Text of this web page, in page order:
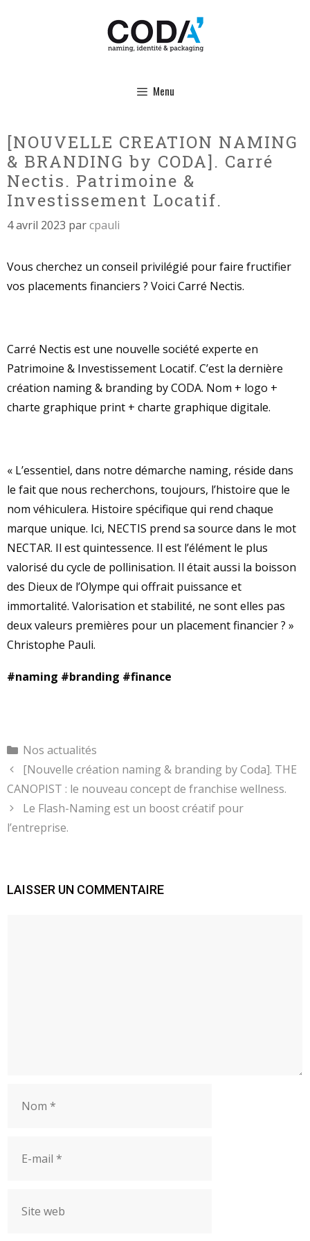
Menu
[NOUVELLE CREATION NAMING
& BRANDING by CODA]. Carré
Nectis. Patrimoine &
Investissement Locatif.
4 avril 2023 parcpauli
Vous cherchez un conseil privilégié pour faire fructifier
vos placements financiers ? Voici Carré Nectis.
Carré Nectis est une nouvelle société experte en
Patrimoine & Investissement Locatif. C’est la dernière
création naming & branding by CODA. Nom + logo +
charte graphique print + charte graphique digitale.
« L’essentiel, dans notre démarche naming, réside dans
le fait que nous recherchons, toujours, l’histoire que le
nom véhiculera. Histoire spécifique qui rend chaque
marque unique. Ici, NECTIS prend sa source dans le mot
NECTAR. Il est quintessence. Il est l’élément le plus
valorisé du cycle de pollinisation. Il était aussi la boisson
des Dieux de l’Olympe qui offrait puissance et
immortalité. Valorisation et stabilité, ne sont elles pas
deux valeurs premières pour un placement financier ? »
Christophe Pauli.
#naming #branding #finance
Catégories
Nos actualités
[Nouvelle création naming & branding by Coda]. THE
CANOPIST : le nouveau concept de franchise wellness.
Le Flash-Naming est un boost créatif pour
l’entreprise.
LAISSER UN COMMENTAIRE
mail
web